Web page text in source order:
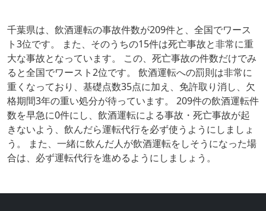
千葉県は、飲酒運転の事故件数が209件と、全国でワース
ト3位です。 また、そのうちの15件は死亡事故と非常に重
大な事故となっています。 この、死亡事故の件数だけでみ
ると全国でワースト2位です。 飲酒運転への罰則は非常に
重くなっており、基礎点数35点に加え、免許取り消し、欠
格期間3年の重い処分が待っています。 209件の飲酒運転件
数を早急に0件にし、飲酒運転による事故・死亡事故が起
きないよう、飲んだら運転代行を必ず使うようにしましょ
う。 また、一緒に飲んだ人が飲酒運転をしそうになった場
合は、必ず運転代行を進めるようにしましょう。